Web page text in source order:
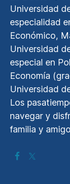
Universidad
especialidad
Económico,
Universidad
especial en
Economía
Universidad
Los
navegar y
familia y